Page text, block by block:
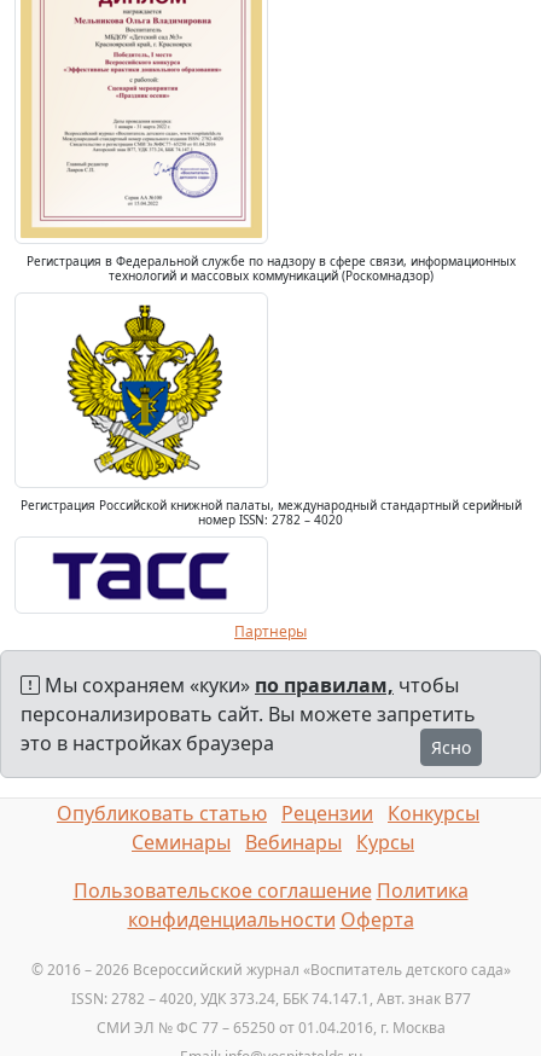
Регистрация в Федеральной службе по надзору в сфере связи, информационных
технологий и массовых коммуникаций (Роскомнадзор)
Регистрация Российской книжной палаты, международный стандартный серийный
номер ISSN: 2782 – 4020
Партнеры
Мы сохраняем «куки» по правилам, чтобы
персонализировать сайт. Вы можете запретить
это в настройках браузера
Ясно
Опубликовать статью Рецензии
Конкурсы
Семинары
Вебинары
Курсы
Пользовательское соглашение Политика
конфиденциальности Оферта
© 2016 – 2026 Всероссийский журнал «Воспитатель детского сада»
ISSN: 2782 – 4020, УДК 373.24, ББК 74.147.1, Авт. знак B77
СМИ ЭЛ № ФС 77 – 65250 от 01.04.2016, г. Москва